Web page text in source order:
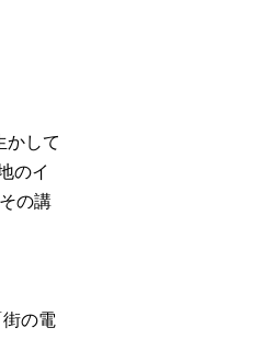
かして
のイ
の講
の電